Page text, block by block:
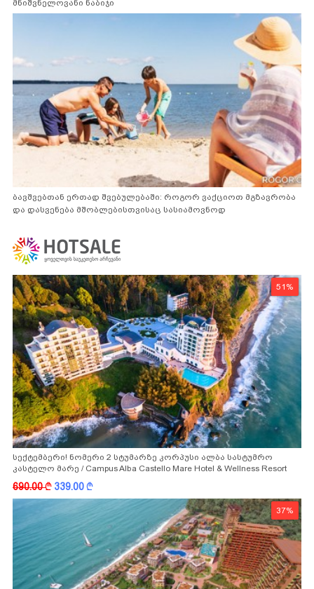
მნიშვნელოვანი ნაბიჯი
ბავშვებთან ერთად შვებულებაში: როგორ ვაქციოთ მგზავრობა
და დასვენება მშობლებისთვისაც სასიამოვნოდ
51%
სექტემბერი! ნომერი 2 სტუმარზე კორპუსი ალბა სასტუმრო
კასტელო მარე / Campus Alba Castello Mare Hotel & Wellness Resort
-სგან!
690.00k 339.00k
37%